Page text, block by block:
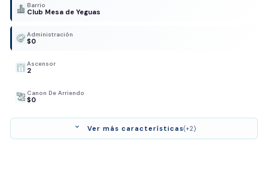
Barrio
Club Mesa de Yeguas
Administración
$0
Ascensor
2
Canon De Arriendo
$0
expand_more Ver más características(+2)